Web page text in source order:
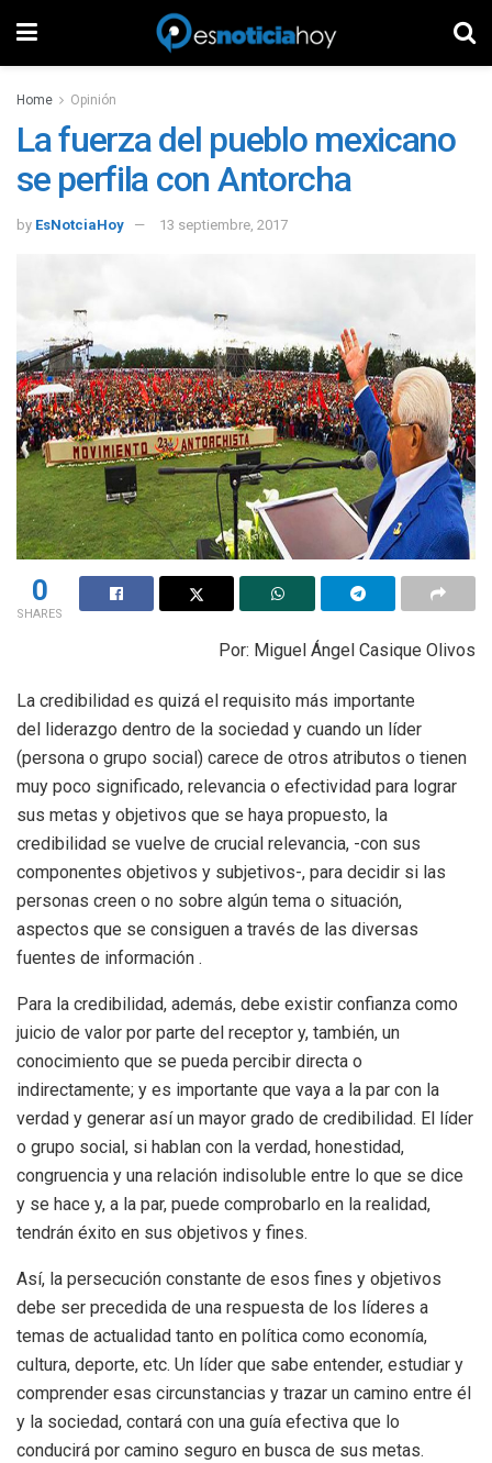
Home Opinión
La fuerza del pueblo mexicano
se perfila con Antorcha
by EsNotciaHoy 13 septiembre, 2017
0
SHARES
Por: Miguel Ángel Casique Olivos
La credibilidad es quizá el requisito más importante
del liderazgo dentro de la sociedad y cuando un líder
(persona o grupo social) carece de otros atributos o tienen
muy poco significado, relevancia o efectividad para lograr
sus metas y objetivos que se haya propuesto, la
credibilidad se vuelve de crucial relevancia, -con sus
componentes objetivos y subjetivos-, para decidir si las
personas creen o no sobre algún tema o situación,
aspectos que se consiguen a través de las diversas
fuentes de información .
Para la credibilidad, además, debe existir confianza como
juicio de valor por parte del receptor y, también, un
conocimiento que se pueda percibir directa o
indirectamente; y es importante que vaya a la par con la
verdad y generar así un mayor grado de credibilidad. El líder
o grupo social, si hablan con la verdad, honestidad,
congruencia y una relación indisoluble entre lo que se dice
y se hace y, a la par, puede comprobarlo en la realidad,
tendrán éxito en sus objetivos y fines.
Así, la persecución constante de esos fines y objetivos
debe ser precedida de una respuesta de los líderes a
temas de actualidad tanto en política como economía,
cultura, deporte, etc. Un líder que sabe entender, estudiar y
comprender esas circunstancias y trazar un camino entre él
y la sociedad, contará con una guía efectiva que lo
conducirá por camino seguro en busca de sus metas.